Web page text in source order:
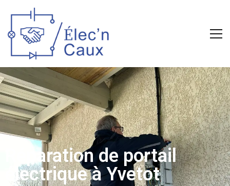
Réparation de portail
électrique à Yvetot